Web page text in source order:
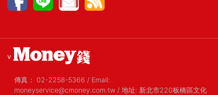
v
傳真： 02-2258-5366 / Email:
moneyservice@cmoney.com.tw / 地址: 新北市220板橋區文化